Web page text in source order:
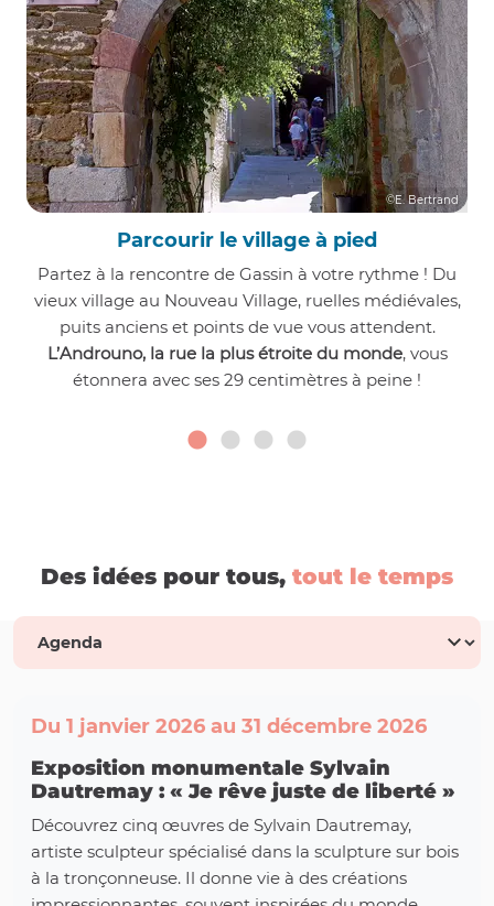
©E. Bertrand
Parcourir le village à pied
Partez à la rencontre de Gassin à votre rythme ! Du
vieux village au Nouveau Village, ruelles médiévales,
puits anciens et points de vue vous attendent.
L’Androuno, la rue la plus étroite du monde, vous
étonnera avec ses 29 centimètres à peine !
Des idées pour tous, tout le temps
Du 1 janvier 2026 au 31 décembre 2026
Exposition monumentale Sylvain
Dautremay : « Je rêve juste de liberté »
Découvrez cinq œuvres de Sylvain Dautremay,
artiste sculpteur spécialisé dans la sculpture sur bois
à la tronçonneuse. Il donne vie à des créations